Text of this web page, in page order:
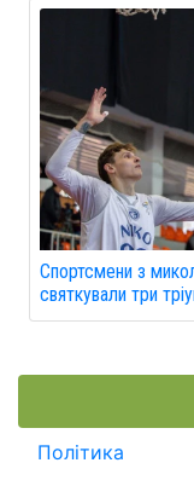
Спортсмени з
святкували три
Політика